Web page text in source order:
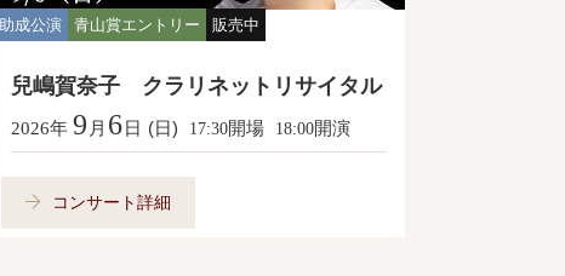
助成公演 青山賞エントリー 販売中
兒嶋賀奈子 クラリネットリサイタル
2026年 9 月 6日 (日) 17:30開場 18:00開演
コンサート詳細